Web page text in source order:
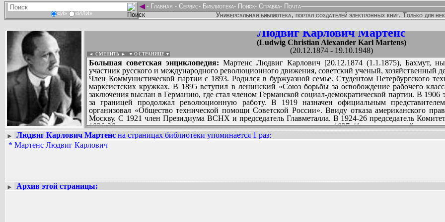
«И» «ИЛИ»
◄- Главная - Сервис- Библиотека- Поиск- Справка- Почта
Универсальная библиотека, портал создателей электронных книг. Только для
Людвиг Карлович Мартенс
(Ludwig Christian Alexander Karl Martens)
(20.12.1874 - 19.10.1948)
◄ СМЕНИТЬ ► ▼ О СТРАНИЦЕ ▼
Большая советская энциклопедия: Мартенс Людвиг Карлович [20.12.1874 (1.1.1875), Бахмут,
участник русского и международного революционного движения, советский ученый, хозяйственный
Член Коммунистической партии с 1893. Родился в буржуазной семье. Студентом Петербургского
марксистских кружках. В 1895 вступил в ленинский «Союз борьбы за освобождение рабочего
заключения выслан в Германию, где стал членом Германской социал-демократической партии. В
за границей продолжал революционную работу. В 1919 назначен официальным
организовал «Общество технической помощи Советской России». Ввиду отказа американского
Москву. С 1921 член Президиума ВСНХ и председатель Главметалла. В 1924-26 председатель
1926-36 директор научно-исследовательского дизельного института, в 1927-41 также главный
научных трудов по дизелестроению и теории поршневых двигателей внутреннего сгорания. С
научно-редакционной деятельностью.
Вадим Ершов...
...
► Людвиг Карлович Мартенс на страницах библиотеки упоминается 1 раз:
* Мартенс Людвиг Карлович
► Архив этой страницы: